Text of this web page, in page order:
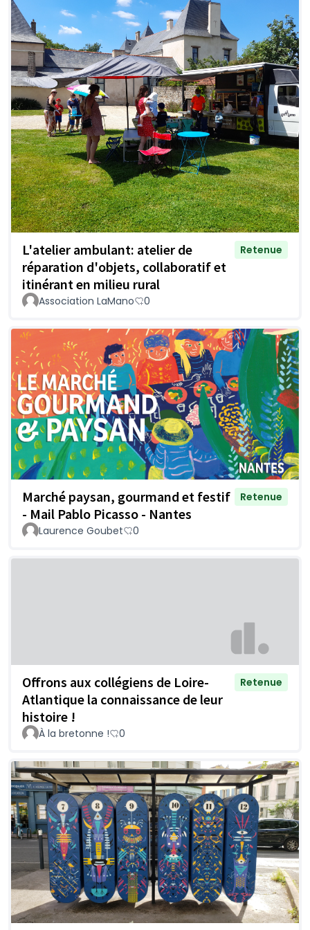
L'atelier ambulant: atelier de
réparation d'objets, collaboratif et
itinérant en milieu rural
Retenue
Association LaMano 0
Marché paysan, gourmand et festif
- Mail Pablo Picasso - Nantes
Retenue
Laurence Goubet 0
Offrons aux collégiens de Loire-
Atlantique la connaissance de leur
histoire !
Retenue
À la bretonne ! 0